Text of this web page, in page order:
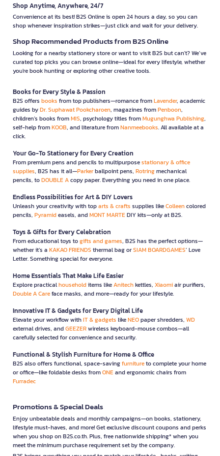
Shop Anytime, Anywhere, 24/7
Convenience at its best! B2S Online is open 24 hours a day, so you can
shop whenever inspiration strikes—just click and wait for your delivery.
Shop Recommended Products from B2S Online
Looking for a nearby stationery store or want to visit B2S but can't? We’ve
curated top picks you can browse online—ideal for every lifestyle, whether
you're book hunting or exploring other creative tools.
Books for Every Style & Passion
B2S offers books from top publishers—romance fromLavender, academic
guides byDr. Suphawat Pookcharoen, magazines fromPenboon,
children’s books fromMIS, psychology titles fromMugunghwa Publishing,
self-help fromKOOB, and literature fromNanmeebooks. All available at a
click.
Your Go-To Stationery for Every Creation
From premium pens and pencils to multipurposestationary & office
supplies, B2S has it all—Parkerballpoint pens, Rotringmechanical
pencils, toDOUBLE Acopy paper. Everything you need in one place.
Endless Possibilities for Art & DIY Lovers
Unleash your creativity with toparts & crafts supplies likeColleencolored
pencils, Pyramideasels, andMONT MARTEDIY kits—only at B2S.
Toys & Gifts for Every Celebration
From educational toys togifts and games, B2S has the perfect options—
whether it’s a KAKAO FRIENDS thermal bag orSIAM BOARDGAMES’ Love
Letter. Something special for everyone.
Home Essentials That Make Life Easier
Explore practicalhouseholditems likeAnitechkettles, Xiaomiair purifiers,
Double A Careface masks, and more—ready for your lifestyle.
Innovative IT & Gadgets for Every Digital Life
Elevate your workflow withIT & gadgets likeNEOpaper shredders, WD
external drives, andGEEZERwireless keyboard-mouse combos—all
carefully selected for convenience and security.
Functional & Stylish Furniture for Home & Office
B2S also offers functional, space-savingfurnitureto complete your home
or office—like foldable desks fromONEand ergonomic chairs from
Furradec
Promotions & Special Deals
Enjoy unbeatable deals and monthly campaigns—on books, stationery,
lifestyle must-haves, and more! Get exclusive discount coupons and perks
when you shop on B2S.co.th. Plus, free nationwide shipping* when you
meet the minimum purchase requirement set by the company.